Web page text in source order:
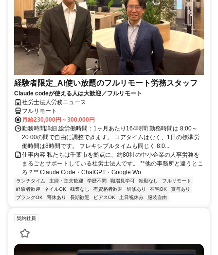
経験者限定_AI使い放題のフルリモート労務スタッフ
Claude codeが使える人は大歓迎／フルリモート
社労士法人労務ニュース
フルリモート
月給230,000円～300,000円
勤務時間詳細 総労働時間：1ヶ月あたり164時間 勤務時間は 8:00～
20:00の間で自由に調整できます。 コアタイムはなく、1日の標準労
働時間は8時間です。 フレキシブルタイムも同じく 8:0...
仕事内容 私たちは千葉市を拠点に、約80社の中小企業の人事労務を
まるごとサポートしている社労士法人です。 **他の事務所と違うとこ
ろ？** Claude Code・ChatGPT・Google Wo...
ランチタイム 主婦・主夫歓迎 学歴不問 職場見学可 転勤なし
フルリモート
経験者歓迎
ネイルOK 残業なし 有資格者歓迎 研修あり 在宅OK
賞与あり
ブランクOK
育休あり 長期歓迎 ピアスOK 土日祝休み 服装自由
契約社員